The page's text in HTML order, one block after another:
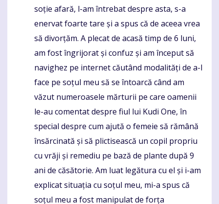
soție afară, l-am întrebat despre asta, s-a
enervat foarte tare și a spus că de aceea vrea
să divorțăm. A plecat de acasă timp de 6 luni,
am fost îngrijorat și confuz și am început să
navighez pe internet căutând modalități de a-l
face pe soțul meu să se întoarcă când am
văzut numeroasele mărturii pe care oamenii
le-au comentat despre fiul lui Kudi One, în
special despre cum ajută o femeie să rămână
însărcinată și să plictisească un copil propriu
cu vrăji și remediu pe bază de plante după 9
ani de căsătorie. Am luat legătura cu el și i-am
explicat situația cu soțul meu, mi-a spus că
soțul meu a fost manipulat de forța